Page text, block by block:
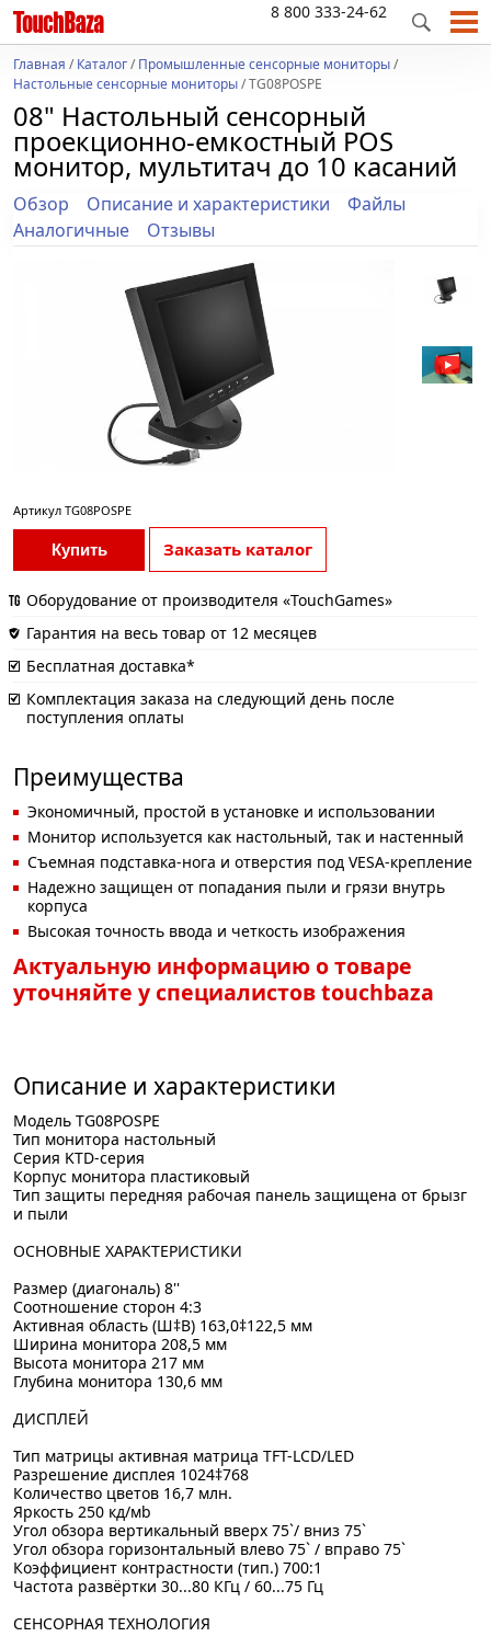
8 800 333-24-62
Главная /Каталог/Промышленные сенсорные мониторы/
Настольные сенсорные мониторы/ TG08POSPE
08" Настольный сенсорный
проекционно-емкостный POS
монитор, мультитач до 10 касаний
Обзор Описание и характеристики
Файлы
Аналогичные
Отзывы
Артикул TG08POSPE
Купить Заказать каталог
Оборудование от производителя «TouchGames»
Гарантия на весь товар от 12 месяцев
Бесплатная доставка*
Комплектация заказа на следующий день после
поступления оплаты
Преимущества
Экономичный, простой в установке и использовании
Монитор используется как настольный, так и настенный
Съемная подставка-нога и отверстия под VESA-крепление
Надежно защищен от попадания пыли и грязи внутрь
корпуса
Высокая точность ввода и четкость изображения
Актуальную информацию о товаре
уточняйте у специалистов touchbaza
Описание и характеристики
Модель TG08POSPE
Тип монитора настольный
Серия KTD-серия
Корпус монитора пластиковый
Тип защиты передняя рабочая панель защищена от брызг
и пыли
ОСНОВНЫЕ ХАРАКТЕРИСТИКИ
Размер (диагональ) 8''
Соотношение сторон 4:3
Активная область (Ш‡В) 163,0‡122,5 мм
Ширина монитора 208,5 мм
Высота монитора 217 мм
Глубина монитора 130,6 мм
ДИСПЛЕЙ
Тип матрицы активная матрица TFT-LCD/LED
Разрешение дисплея 1024‡768
Количество цветов 16,7 млн.
Яркость 250 кд/мb
Угол обзора вертикальный вверх 75`/ вниз 75`
Угол обзора горизонтальный влево 75` / вправо 75`
Коэффициент контрастности (тип.) 700:1
Частота развёртки 30...80 КГц / 60...75 Гц
СЕНСОРНАЯ ТЕХНОЛОГИЯ